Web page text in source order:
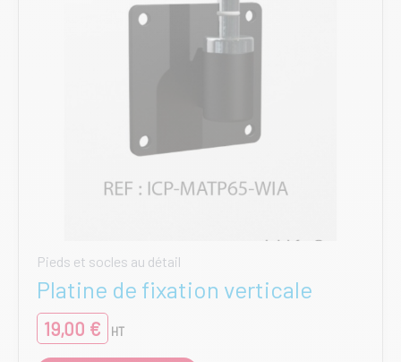
Pieds et socles au détail
Platine de fixation verticale
19,00 € HT